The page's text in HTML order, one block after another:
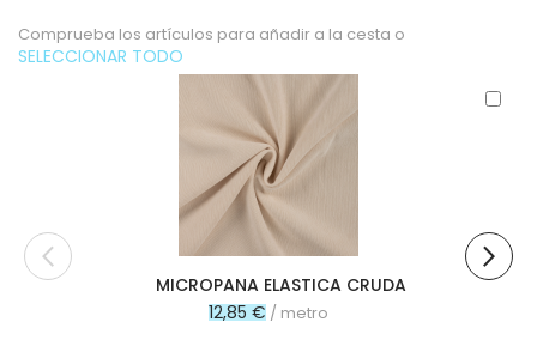
Comprueba los artículos para añadir a la cesta o
SELECCIONAR TODO
MICROPANA ELASTICA CRUDA
12,85 € / metro